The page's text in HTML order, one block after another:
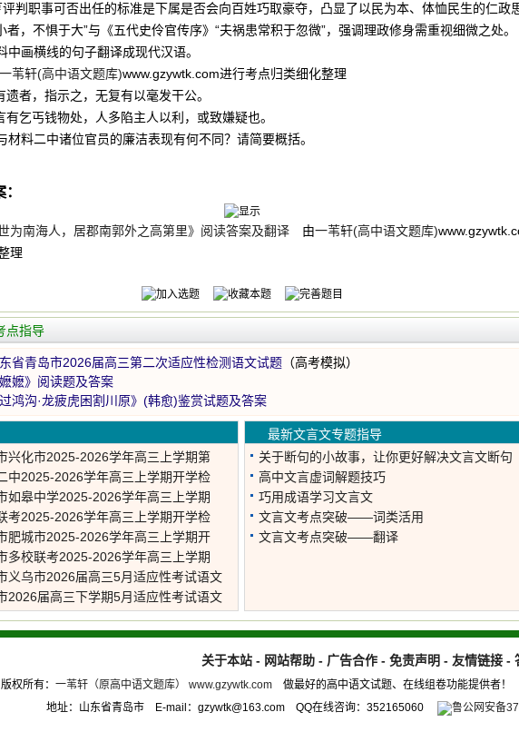
判职事可否出任的标准是下属是否会向百姓巧取豪夺，凸显了以民为本、体恤民生的仁政
者，不惧于大”与《五代史伶官传序》“夫祸患常积于忽微”，强调理政修身需重视细微之处。
中画横线的句子翻译成现代汉语。
一苇轩(高中语文题库)www.gzywtk.com进行考点归类细化整理
遗者，指示之，无复有以毫发干公。
有乞丐钱物处，人多陷主人以利，或致嫌疑也。
材料二中诸位官员的廉洁表现有何不同？请简要概括。
为南海人，居郡南郭外之高第里》阅读答案及翻译 由一苇轩(高中语文题库)
理
点指导
省青岛市2026届高三第二次适应性检测语文试题 （高考模拟）
嬷嬷》阅读题及答案
过鸿沟·龙疲虎困割川原》(韩愈)鉴赏试题及答案
兴化市2025-2026学年高三上学期第
试题
中2025-2026学年高三上学期开学检
如皋中学2025-2026学年高三上学期
考2025-2026学年高三上学期开学检
肥城市2025-2026学年高三上学期开
题
多校联考2025-2026学年高三上学期
试题
义乌市2026届高三5月适应性考试语文
2026届高三下学期5月适应性考试语文
最新文言文专题指导
关于断句的小故事，让你更好解决文言文断句
高中文言虚词解题技巧
巧用成语学习文言文
文言文考点突破——词类活用
文言文考点突破——翻译
关于本站- 网站帮助- 广告合作- 免责声明 - 友情链接-
版权所有： 一苇轩（原高中语文题库） www.gzywtk.com做最好的高中语文试题、在线组卷功能提供者！
地址：山东省青岛市 E-mail：gzywtk@163.com QQ在线咨询：352165060
鲁公网安备